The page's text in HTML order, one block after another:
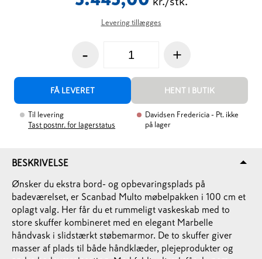
Levering tillægges
- +
FÅ LEVERET HENT I BUTIK
Til levering
Tast postnr. for lagerstatus
Davidsen Fredericia - Pt. ikke
på lager
BESKRIVELSE
Ønsker du ekstra bord- og opbevaringsplads på
badeværelset, er Scanbad Multo møbelpakken i 100 cm et
oplagt valg. Her får du et rummeligt vaskeskab med to
store skuffer kombineret med en elegant Marbelle
håndvask i slidstærkt støbemarmor. De to skuffer giver
masser af plads til både håndklæder, plejeprodukter og